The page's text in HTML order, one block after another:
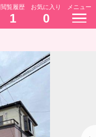
閲覧履歴
1
お気に入り
0
メニュー